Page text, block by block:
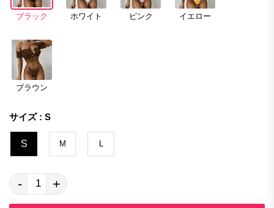
ブラック ホワイト ピンク イエロー
ブラウン
サイズ : S
S M
- +